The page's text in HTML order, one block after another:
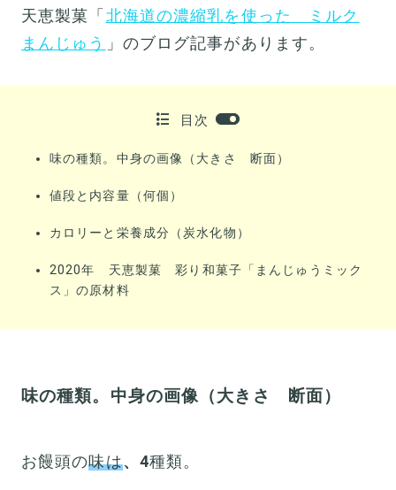
天恵製菓「北海道の濃縮乳を使った ミルク
まんじゅう 」のブログ記事があります。
目次
味の種類。中身の画像（大きさ 断面）
値段と内容量（何個）
カロリーと栄養成分（炭水化物）
2020年 天恵製菓 彩り和菓子「まんじゅうミック
ス」の原材料
味の種類。中身の画像（大きさ 断面）
お饅頭の味は、4種類。